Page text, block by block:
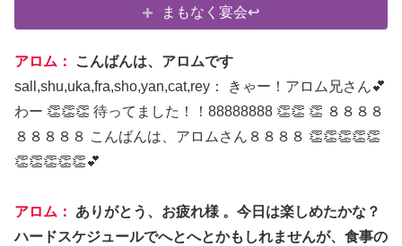
まもなく宴会↩
アロム：
こんばんは、アロムです
sall,shu,uka,fra,sho,yan,cat,rey： きゃー！アロム兄さん💕
わー 👏👏👏 待ってました！！88888888 👏👏 👏 ８８８８
８８８８８ こんばんは、アロムさん８８８８ 👏👏👏👏👏
👏👏👏👏👏💕
アロム：
ありがとう、お疲れ様 。今日は楽しめたかな？
ハードスケジュールでへとへとかもしれませんが、食事の